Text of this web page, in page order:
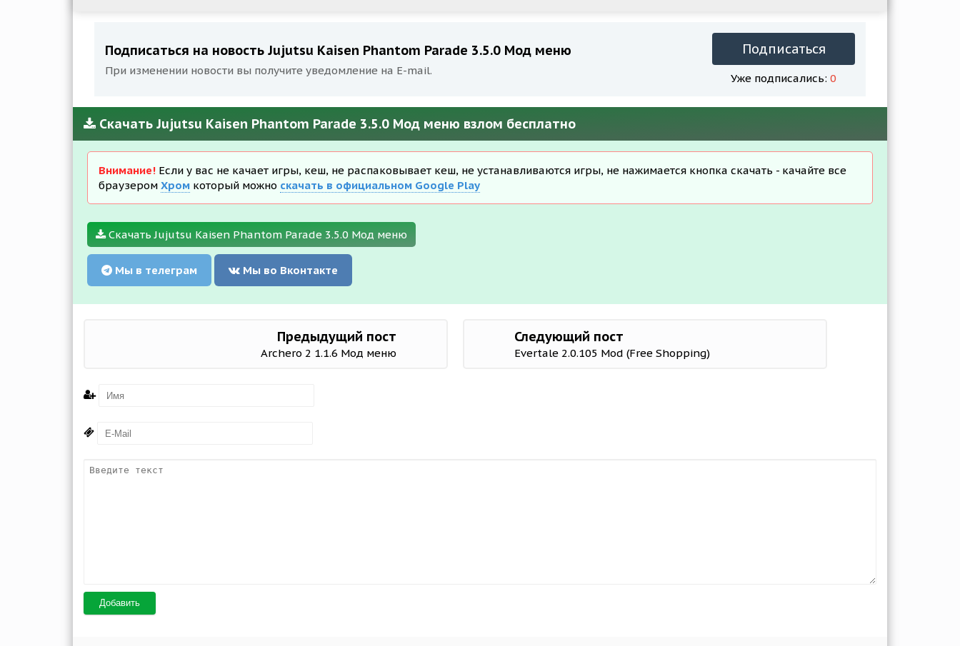
Подписаться на новость Jujutsu Kaisen Phantom Parade 3.5.0 Мод меню
При изменении новости вы получите уведомление на E-mail.
Подписаться
Уже подписались: 0
Скачать Jujutsu Kaisen Phantom Parade 3.5.0 Мод меню взлом бесплатно
Внимание! Если у вас не качает игры, кеш, не распаковывает кеш, не устанавливаются игры, не нажимается кнопка скачать - качайте все
браузером Хром который можно скачать в официальном Google Play
Скачать Jujutsu Kaisen Phantom Parade 3.5.0 Мод меню
Мы в телеграм Мы во Вконтакте
Предыдущий пост
Archero 2 1.1.6 Мод меню
Следующий пост
Evertale 2.0.105 Mod (Free Shopping)
Добавить